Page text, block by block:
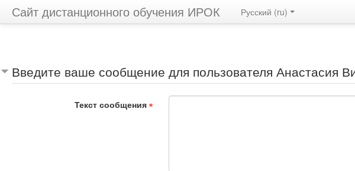
Сайт дистанционного обучения ИРОК Русский ‎(ru)‎
Введите ваше сообщение для пользователя Анастасия
Текст сообщения